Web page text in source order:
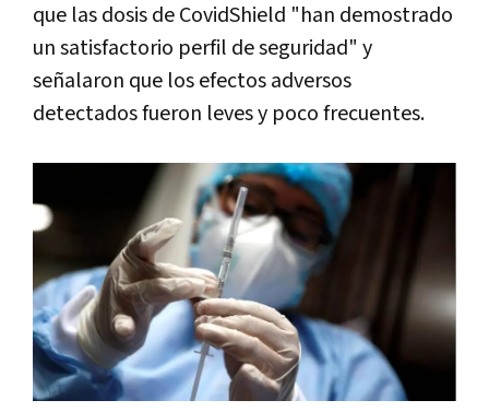
que las dosis de CovidShield "han demostrado
un satisfactorio perfil de seguridad" y
señalaron que los efectos adversos
detectados fueron leves y poco frecuentes.